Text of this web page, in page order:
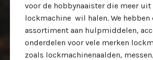
voor de hobbynaaister die meer uit
lockmachine wil halen. We hebben
assortiment aan hulpmiddelen,
onderdelen voor vele merken
zoals lockmachinenaalden,